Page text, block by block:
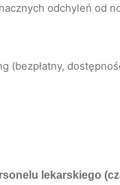
odchyleń od
(bezpłatny,
lekarskiego